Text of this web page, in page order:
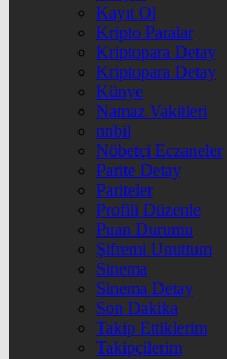
Kayıt Ol
Kripto Paralar
Kriptopara Detay
Kriptopara Detay
Künye
Namaz Vakitleri
nnbil
Nöbetçi Eczaneler
Parite Detay
Pariteler
Profili Düzenle
Puan Durumu
Şifremi Unuttum
Sinema
Sinema Detay
Son Dakika
Takip Ettiklerim
Takipçilerim